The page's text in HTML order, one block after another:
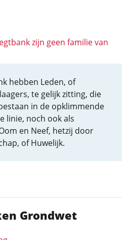
Grondwet
zijn geen familie van
hebben Leden, of
te gelijk zitting, die
in de opklimmende
linie, noch ook als
en Neef, hetzij door
of Huwelijk.